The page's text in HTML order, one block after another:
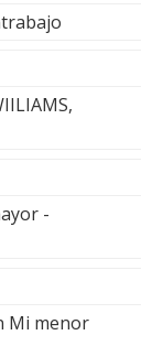
-
Mi menor